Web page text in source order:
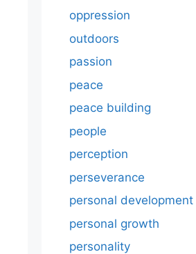
oppression
outdoors
passion
peace
peace building
people
perception
perseverance
personal development
personal growth
personality